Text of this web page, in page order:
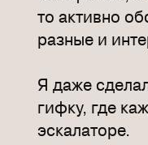
то активно
разные и
Я даже
гифку, где
эскалаторе.